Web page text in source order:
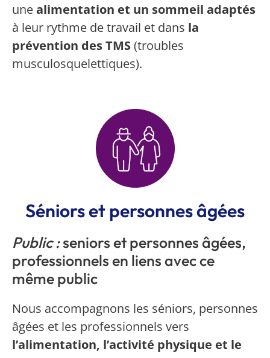
unealimentation et un sommeil adaptés
à leur rythme de travail et dans la
prévention des TMS(troubles
musculosquelettiques).
Séniors et personnes âgées
Public :seniors et personnes âgées,
professionnels en liens avec ce
même public
Nous accompagnons les séniors, personnes
âgées et les professionnels vers
l’alimentation, l’activité physique et le